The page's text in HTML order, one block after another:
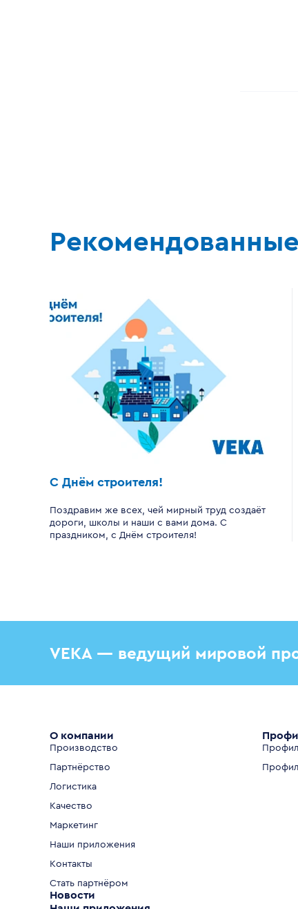
С Днём строителя!
Поздравим же всех, чей мирный труд создаёт
дороги, школы и наши с вами дома. С
праздником, с Днём строителя!
VEKA — ведущий мировой
О компании
Производство
Партнёрство
Логистика
Качество
Маркетинг
Наши приложения
Контакты
Стать партнёром
Новости